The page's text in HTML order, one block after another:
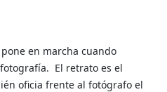
en marcha cuando
El retrato es el
oficia frente al fotógrafo el